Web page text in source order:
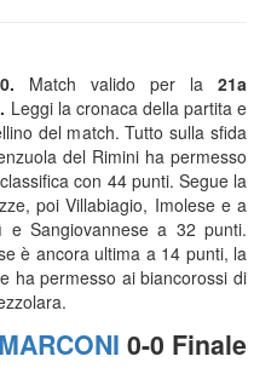
Match valido per la 21a
Leggi la cronaca della partita e
del match. Tutto sulla sfida
del Rimini ha permesso
con 44 punti. Segue la
poi Villabiagio, Imolese e a
Sangiovannese a 32 punti.
è ancora ultima a 14 punti, la
ha permesso ai biancorossi di
0-0 Finale